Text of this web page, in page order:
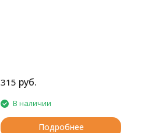
315 руб.
В наличии
Подробнее